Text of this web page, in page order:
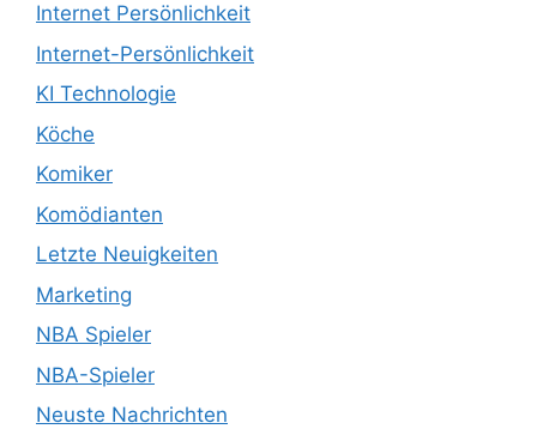
Internet Persönlichkeit
Internet-Persönlichkeit
KI Technologie
Köche
Komiker
Komödianten
Letzte Neuigkeiten
Marketing
NBA Spieler
NBA-Spieler
Neuste Nachrichten